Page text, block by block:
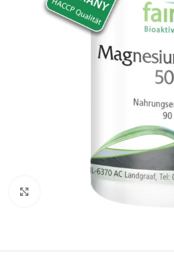
Kliknite za povećanje